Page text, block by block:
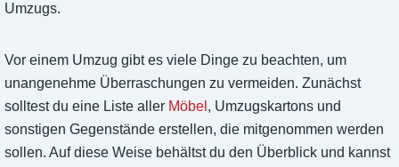
Umzugs.
Vor einem Umzug gibt es viele Dinge zu beachten, um
unangenehme Überraschungen zu vermeiden. Zunächst
solltest du eine Liste aller Möbel , Umzugskartons und
sonstigen Gegenstände erstellen, die mitgenommen werden
sollen. Auf diese Weise behältst du den Überblick und kannst